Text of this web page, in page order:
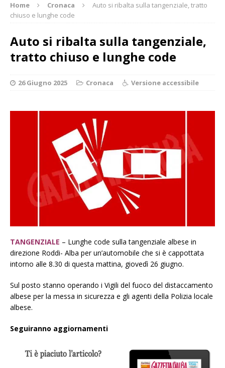
Home Cronaca
Auto si ribalta sulla tangenziale, tratto
chiuso e lunghe code
Auto si ribalta sulla tangenziale,
tratto chiuso e lunghe code
26 Giugno 2025 Cronaca Versione accessibile
TANGENZIALE – Lunghe code sulla tangenziale albese in
direzione Roddi- Alba per un’automobile che si è cappottata
intorno alle 8.30 di questa mattina, giovedì 26 giugno.
Sul posto stanno operando i Vigili del fuoco del distaccamento
albese per la messa in sicurezza e gli agenti della Polizia locale
albese.
Seguiranno aggiornamenti